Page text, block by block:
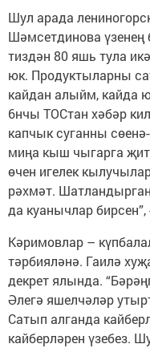
Шул арада
Шәмсетдинова үзенең
тиздән 80 яшь тула
юк. Продуктыларны
кайдан алыйм, кайда
6нчы ТОСтан хәбәр
капчык суганны
миңа кыш чыгарга
өчен игелек
рәхмәт.
да куанычлар
Кәримовлар –
тәрбияләнә. Гаилә
декрет ялында.
Әлегә яшелчәләр
Сатып алганда
кайберләрен үзебез.